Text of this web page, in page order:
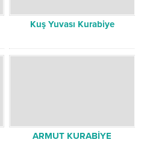
Kuş Yuvası Kurabiye
ARMUT KURABİYE